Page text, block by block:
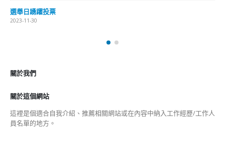
選舉日踴躍投票
2023-11-30
關於我們
關於這個網站
這裡是個適合自我介紹、推薦相關網站或在內容中納入工作經歷/工作人
員名單的地方。